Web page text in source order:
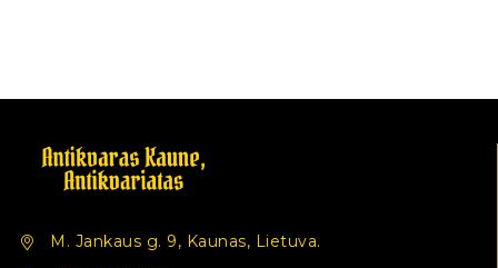
M. Jankaus g. 9, Kaunas, Lietuva.